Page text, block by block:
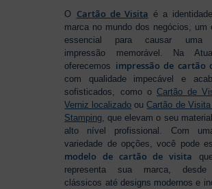
O Cartão de Visita é a
marca no mundo dos negócios, um
essencial para causar uma
impressão memorável. Na
oferecemos impressão de cartão
com qualidade impecável e
sofisticados, como o Cartão de
Verniz localizado ouCartão de
Stamping, que elevam o seu
alto nível profissional. Com
variedade de opções, você pode
modelo de cartão de visita
representa sua marca, desde
clássicos até designs modernos e